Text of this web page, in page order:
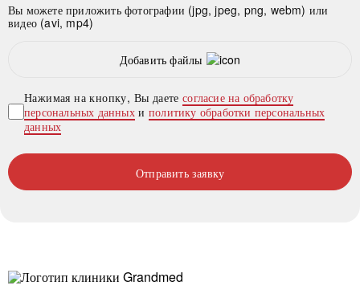
Вы можете приложить фотографии (jpg, jpeg, png, webm) или
видео (avi, mp4)
Добавить файлы
Нажимая на кнопку, Вы даетесогласие на обработку
персональных данныхиполитику обработки персональных
данных
Отправить заявку